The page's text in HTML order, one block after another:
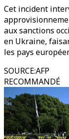
Cet incident
aux sanctions
en Ukraine,
les pays
SOURCE:AFP
RECOMMANDÉ